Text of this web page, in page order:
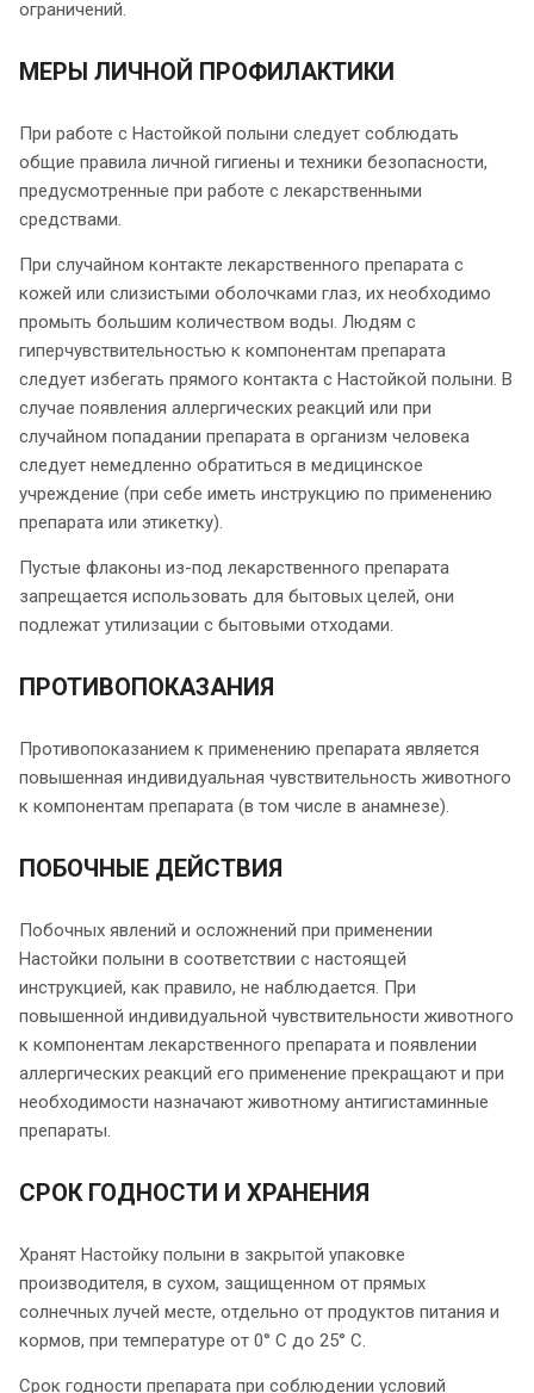
ограничений.
МЕРЫ ЛИЧНОЙ ПРОФИЛАКТИКИ
При работе с Настойкой полыни следует соблюдать
общие правила личной гигиены и техники безопасности,
предусмотренные при работе с лекарственными
средствами.
При случайном контакте лекарственного препарата с
кожей или слизистыми оболочками глаз, их необходимо
промыть большим количеством воды. Людям с
гиперчувствительностью к компонентам препарата
следует избегать прямого контакта с Настойкой полыни. В
случае появления аллергических реакций или при
случайном попадании препарата в организм человека
следует немедленно обратиться в медицинское
учреждение (при себе иметь инструкцию по применению
препарата или этикетку).
Пустые флаконы из-под лекарственного препарата
запрещается использовать для бытовых целей, они
подлежат утилизации с бытовыми отходами.
ПРОТИВОПОКАЗАНИЯ
Противопоказанием к применению препарата является
повышенная индивидуальная чувствительность животного
к компонентам препарата (в том числе в анамнезе).
ПОБОЧНЫЕ ДЕЙСТВИЯ
Побочных явлений и осложнений при применении
Настойки полыни в соответствии с настоящей
инструкцией, как правило, не наблюдается. При
повышенной индивидуальной чувствительности животного
к компонентам лекарственного препарата и появлении
аллергических реакций его применение прекращают и при
необходимости назначают животному антигистаминные
препараты.
СРОК ГОДНОСТИ И ХРАНЕНИЯ
Хранят Настойку полыни в закрытой упаковке
производителя, в сухом, защищенном от прямых
солнечных лучей месте, отдельно от продуктов питания и
кормов, при температуре от 0° С до 25° С.
Срок годности препарата при соблюдении условий